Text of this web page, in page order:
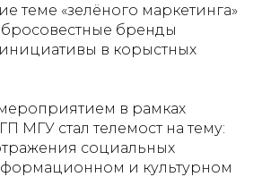
теме «зелёного маркетинга»
бренды
в корыстных
в рамках
МГУ стал телемост на тему:
социальных
и культурном